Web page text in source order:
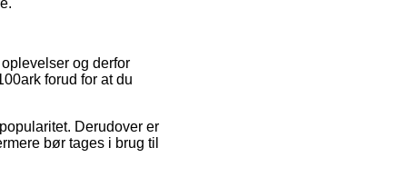
og derfor
forud for at du
Derudover er
bør tages i brug til